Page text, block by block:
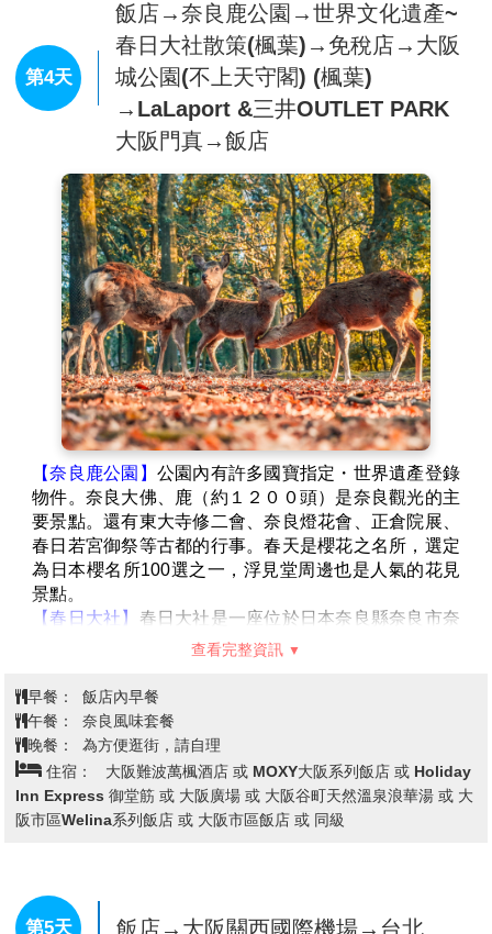
將有災禍降臨，故紛紛建造供奉阿彌陀如來的佛堂，讓
自己往生後能順利前往極樂世界，境內代表性的建築鳳
凰堂，名列世界遺產之一。
第4天
飯店→奈良鹿公園→世界文化遺產~
春日大社散策(楓葉)→免稅店→大阪
城公園(不上天守閣) (楓葉)
→LaLaport &三井OUTLET PARK
大阪門真→飯店
【奈良鹿公園】 公園內有許多國寶指定・世界遺產登錄
物件。奈良大佛、鹿（約１２００頭）是奈良觀光的主
要景點。還有東大寺修二會、奈良燈花會、正倉院展、
春日若宮御祭等古都的行事。春天是櫻花之名所，選定
為日本櫻名所100選之一，浮見堂周邊也是人氣的花見
景點。
【春日大社】 春日大社是一座位於日本奈良縣奈良市奈
良公園內的神社。舊時被稱作春日神社。建於和銅二
根命和比賣神。神社例祭日為3月13日。建設者為藤原
不比等。作為古都奈良的文化財的一部分，而被登入世
界文化遺產之列。為二十二社之一。
【大阪城公園】參觀全世界現存的大阪城為1931年由民
間集資重建，外觀5層，內部8層，高54.8米，7層以下
為資料館，8層為瞭望台。城牆四周建有護城河，附近
份選購親朋好友的禮物。
查看完整資訊
早餐：
飯店內早餐
午餐：
奈良風味套餐
晚餐：
為方便逛街，請自理
住宿：
大阪難波萬楓酒店 或 MOXY大阪系列飯店 或 Holiday
Inn Express 御堂筋 或 大阪廣場 或 大阪谷町天然溫泉浪華湯 或 大
阪市區Welina系列飯店 或 大阪市區飯店 或 同級
第5天 飯店→大阪關西國際機場→台北